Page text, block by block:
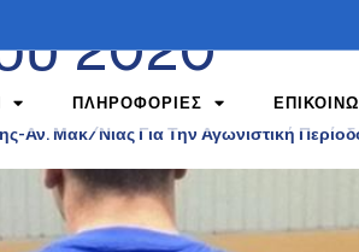
ΠΛΗΡΟΦΟΡΙΕΣ
2020
Αν. Μακ/νιας Για Την Αγωνιστική